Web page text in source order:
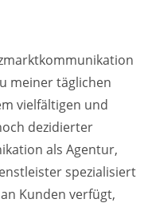
meiner täglichen
vielfältigen und
dezidierter
als Agentur,
spezialisiert
Kunden verfügt,